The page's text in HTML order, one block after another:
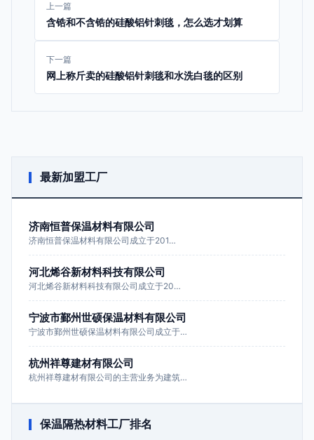
上一篇
含锆和不含锆的硅酸铝针刺毯，怎么选才划算
下一篇
网上称斤卖的硅酸铝针刺毯和水洗白毯的区别
最新加盟工厂
济南恒普保温材料有限公司
济南恒普保温材料有限公司成立于201…
河北烯谷新材料科技有限公司
河北烯谷新材料科技有限公司成立于20…
宁波市鄞州世硕保温材料有限公司
宁波市鄞州世硕保温材料有限公司成立于…
杭州祥尊建材有限公司
杭州祥尊建材有限公司的主营业务为建筑…
保温隔热材料工厂排名